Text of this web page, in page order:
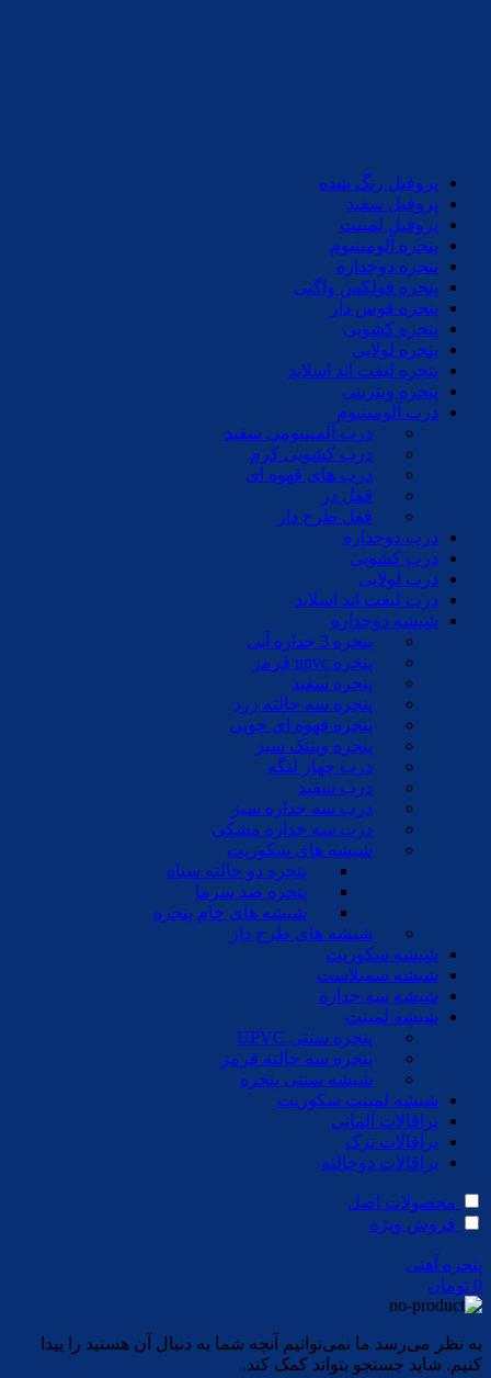
پروفیل رنگ شده
پروفیل سفید
پروفیل لمینت
پنجره آلومینیوم
پنجره دوجداره
پنجره فولکس واگنی
پنجره قوس دار
پنجره کشویی
پنجره لولایی
پنجره لیفت اند اسلاید
پنجره ویترینی
درب آلومینیوم
درب آلمینیومی سفید
درب کشویی کرم
درب های قهوه ای
قفل در
قفل طرح دار
درب دوجداره
درب کشویی
درب لولایی
درب لیفت اند اسلاید
شیشه دوجداره
پنجره 3 جداره آبی
پنجره upvc قرمز
پنجره سفید
پنجره سه حالته زرد
پنجره قهوه ای چوبی
پنجره وینتک سبز
درب چهار لنگه
درب سفید
درب سه جداره سبز
درب سه جداره مشکی
شیشه های سکوریت
پنجره دو حالته سیاه
پنجره ضد سرما
شیشه های خام پنجره
شیشه های طرح دار
شیشه سکوریت
شیشه سمبلاست
شیشه سه جداره
شیشه لمینت
پنجره سنتی UPVC
پنجره سه حالته قرمز
شیشه سنتی پنجره
شیشه لمینت سکوریت
یراقالات آلمانی
یراقالات ترک
یراقالات دوحالته
محصولات اصل
فروش ویژه
پنجره آهنی
0 تومان
به نظر می‌رسد ما نمی‌توانیم آنچه شما به دنبال آن هستید را پیدا
کنیم. شاید جستجو بتواند کمک کند.